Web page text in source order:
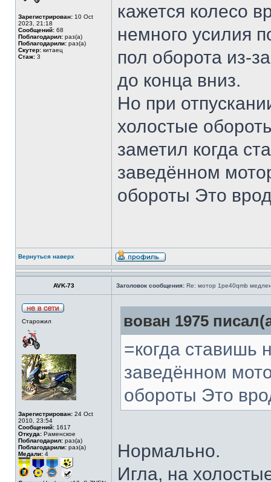
Зарегистрирован: 10 Oct
2023, 21:18
Сообщений: 68
Поблагодарил: раз(а)
Поблагодарили: раз(а)
Скутер: китаец
Стаж: 3
кажется колесо
немного усилия
пол оборота из-
до конца вниз.
Но при
холостые
заметил когда
заведённом
обороты Это
Вернуться наверх
AVK-73 Заголовок сообщения: Re: мотор 1pe40qmb
Старожил
Зарегистрирован: 24 Oct
2010, 23:54
Сообщений: 1617
Откуда: Раменское
Поблагодарил: раз(а)
Поблагодарили: раз(а)
Медали: 4
вован 1975
=когда ставишь
заведённом
обороты Это
Нормально.
Игла, на